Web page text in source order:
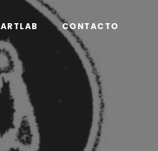
ARTLAB CONTACTO